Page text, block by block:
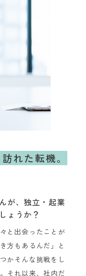
訪れた転機。
が、独立・起業
ょうか？
と出会ったことが
方もあるんだ」と
かそんな挑戦をし
それ以来、社内だ